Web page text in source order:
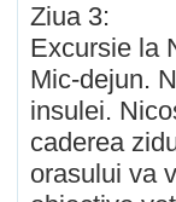
Ziua 3:
Excursie la
Mic-dejun.
insulei.
caderea
orasului va